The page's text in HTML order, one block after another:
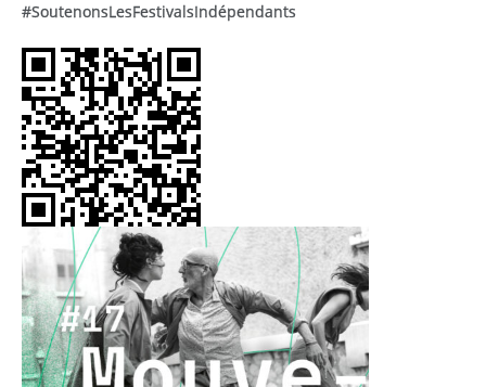
#SoutenonsLesFestivalsIndépendants